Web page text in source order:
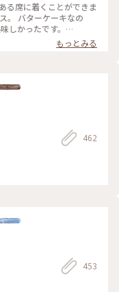
。 バターケーキなの
しかったです。
#ケーキ#おやつもっとみる
462
453